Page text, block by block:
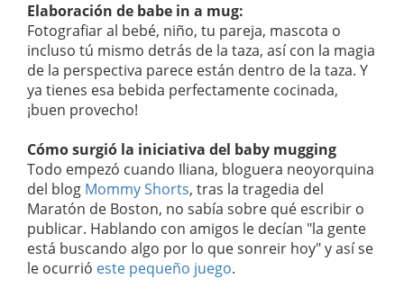
Elaboración de babe in a mug:
Fotografiar al bebé, niño, tu pareja, mascota o
incluso tú mismo detrás de la taza, así con la magia
de la perspectiva parece están dentro de la taza. Y
ya tienes esa bebida perfectamente cocinada,
¡buen provecho!
Cómo surgió la iniciativa del baby mugging
Todo empezó cuando Iliana, bloguera neoyorquina
del blog Mommy Shorts, tras la tragedia del
Maratón de Boston, no sabía sobre qué escribir o
publicar. Hablando con amigos le decían "la gente
está buscando algo por lo que sonreir hoy" y así se
le ocurrió este pequeño juego.